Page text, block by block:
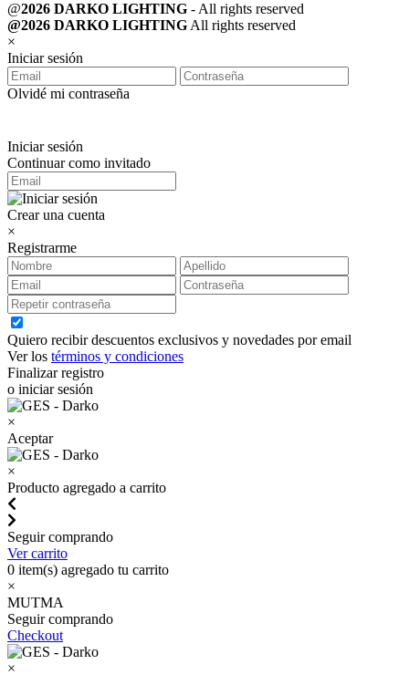
@2026 DARKO LIGHTING - All rights reserved
@2026 DARKO LIGHTINGAll rights reserved
×
Iniciar sesión
Olvidé mi contraseña
Iniciar sesión
Continuar como invitado
Crear una cuenta
×
Registrarme
Quiero recibir descuentos exclusivos y novedades por email
Ver los términos y condiciones
Finalizar registro
o iniciar sesión
×
Aceptar
×
Producto agregado a carrito
Seguir comprando
Ver carrito
0 item(s) agregado tu carrito
×
MUTMA
Seguir comprando
Checkout
×